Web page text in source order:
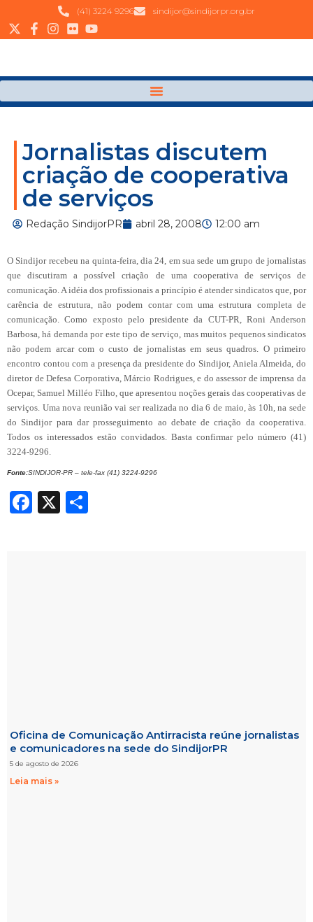
(41) 3224 9296 sindijor@sindijorpr.org.br
Jornalistas discutem
criação de cooperativa
de serviços
Redação SindijorPR abril 28, 2008 12:00 am
O Sindijor recebeu na quinta-feira, dia 24, em sua sede um grupo de jornalistas
que discutiram a possível criação de uma cooperativa de serviços de
comunicação. A idéia dos profissionais a princípio é atender sindicatos que, por
carência de estrutura, não podem contar com uma estrutura completa de
comunicação. Como exposto pelo presidente da CUT-PR, Roni Anderson
Barbosa, há demanda por este tipo de serviço, mas muitos pequenos sindicatos
não podem arcar com o custo de jornalistas em seus quadros. O primeiro
encontro contou com a presença da presidente do Sindijor, Aniela Almeida, do
diretor de Defesa Corporativa, Márcio Rodrigues, e do assessor de imprensa da
Ocepar, Samuel Milléo Filho, que apresentou noções gerais das cooperativas de
serviços. Uma nova reunião vai ser realizada no dia 6 de maio, às 10h, na sede
do Sindijor para dar prosseguimento ao debate de criação da cooperativa.
Todos os interessados estão convidados. Basta confirmar pelo número (41)
3224-9296.
Fonte:SINDIJOR-PR – tele-fax (41) 3224-9296
Facebook
X
Oficina de Comunicação Antirracista reúne jornalistas
e comunicadores na sede do SindijorPR
5 de agosto de 2026
Leia mais »